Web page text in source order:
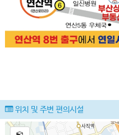
위치 및 주변 편의시설